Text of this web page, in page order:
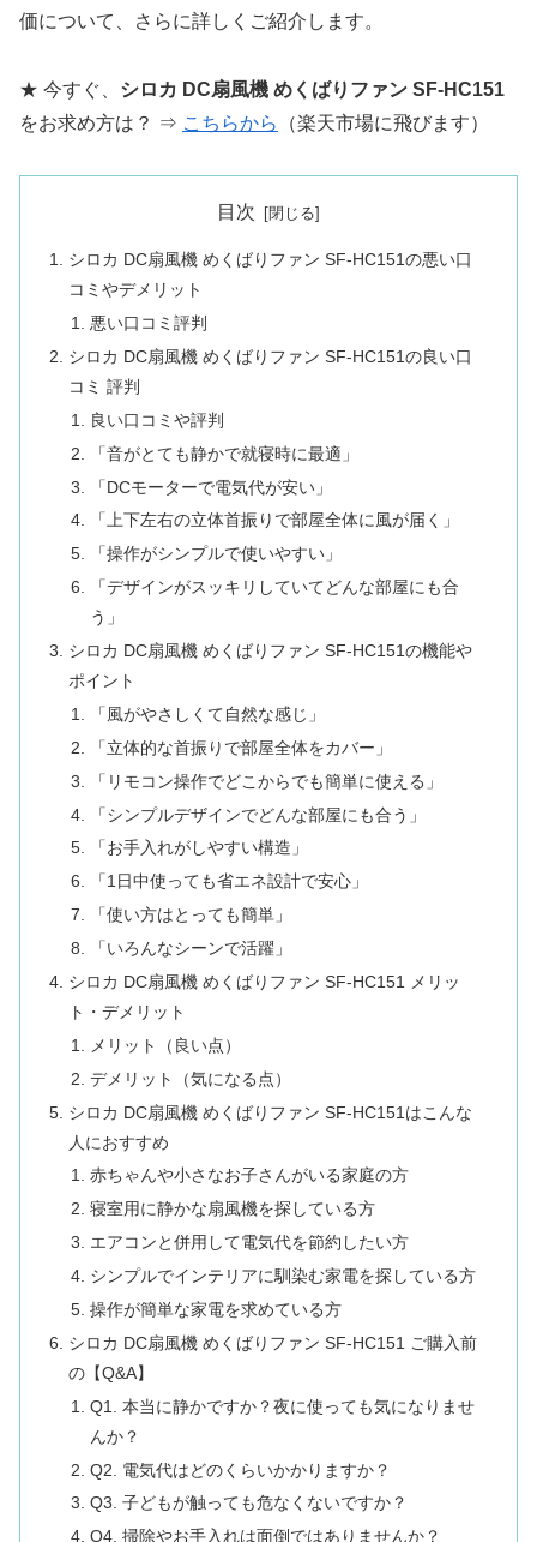
価について、さらに詳しくご紹介します。
★ 今すぐ、 シロカ DC扇風機 めくばりファン SF-HC151
をお求め方は？ ⇒ こちらから （楽天市場に飛びます）
目次
シロカ DC扇風機 めくばりファン SF-HC151の悪い口
コミやデメリット
悪い口コミ評判
シロカ DC扇風機 めくばりファン SF-HC151の良い口
コミ 評判
良い口コミや評判
「音がとても静かで就寝時に最適」
「DCモーターで電気代が安い」
「上下左右の立体首振りで部屋全体に風が届く」
「操作がシンプルで使いやすい」
「デザインがスッキリしていてどんな部屋にも合
う」
シロカ DC扇風機 めくばりファン SF-HC151の機能や
ポイント
「風がやさしくて自然な感じ」
「立体的な首振りで部屋全体をカバー」
「リモコン操作でどこからでも簡単に使える」
「シンプルデザインでどんな部屋にも合う」
「お手入れがしやすい構造」
「1日中使っても省エネ設計で安心」
「使い方はとっても簡単」
「いろんなシーンで活躍」
シロカ DC扇風機 めくばりファン SF-HC151 メリッ
ト・デメリット
メリット（良い点）
デメリット（気になる点）
シロカ DC扇風機 めくばりファン SF-HC151はこんな
人におすすめ
赤ちゃんや小さなお子さんがいる家庭の方
寝室用に静かな扇風機を探している方
エアコンと併用して電気代を節約したい方
シンプルでインテリアに馴染む家電を探している方
操作が簡単な家電を求めている方
シロカ DC扇風機 めくばりファン SF-HC151 ご購入前
の【Q&A】
Q1. 本当に静かですか？夜に使っても気になりませ
んか？
Q2. 電気代はどのくらいかかりますか？
Q3. 子どもが触っても危なくないですか？
Q4. 掃除やお手入れは面倒ではありませんか？